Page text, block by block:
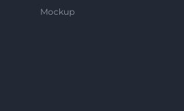
Mockup